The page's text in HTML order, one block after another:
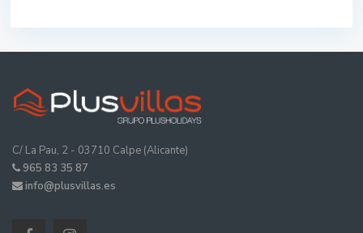
C/ La Pau, 2 - 03710 Calpe (Alicante)
965 83 35 87
info@plusvillas.es